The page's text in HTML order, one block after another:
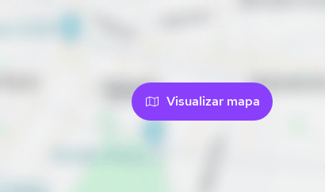
Visualizar mapa